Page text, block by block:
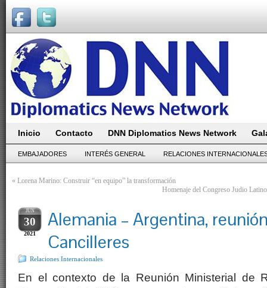
Inicio Contacto DNN Diplomatics News Network
EMBAJADORES INTERÉS GENERAL RELACIONES
« Lorena Marino: Construir “en equipo” la transformación
Homenaje del Congreso Judio
JUN
30
2021
Alemania – Argentina,
Cancilleres
Relaciones Internacionales
En el contexto de la Reunión Ministerial de